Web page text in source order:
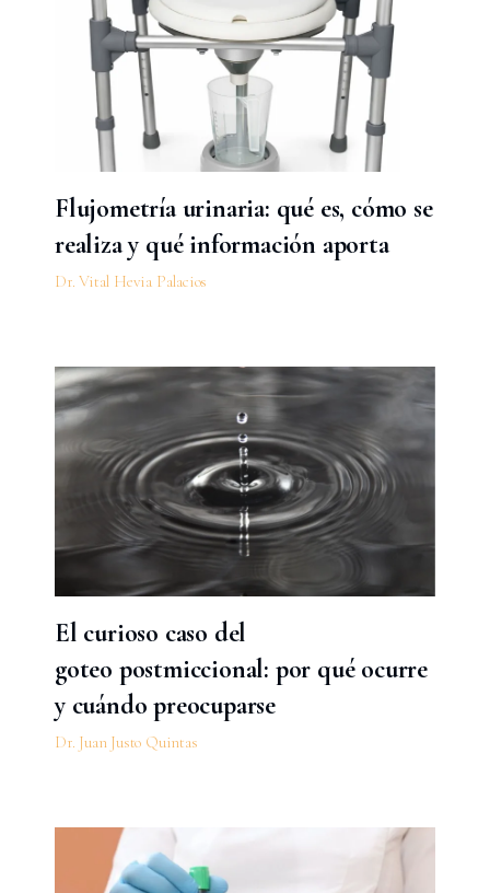
Flujometría urinaria: qué es, cómo se
realiza y qué información aporta
Dr. Vital Hevia Palacios
El curioso caso del
goteo postmiccional: por qué ocurre
y cuándo preocuparse
Dr. Juan Justo Quintas